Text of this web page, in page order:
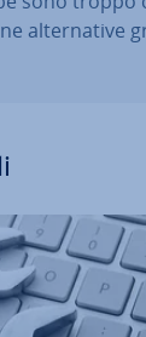
al­ter­na­ti­ve